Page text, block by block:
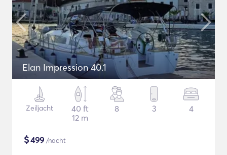
Elan Impression 40.1
Zeiljacht
40 ft
12 m
8 3 4
$499 /nacht